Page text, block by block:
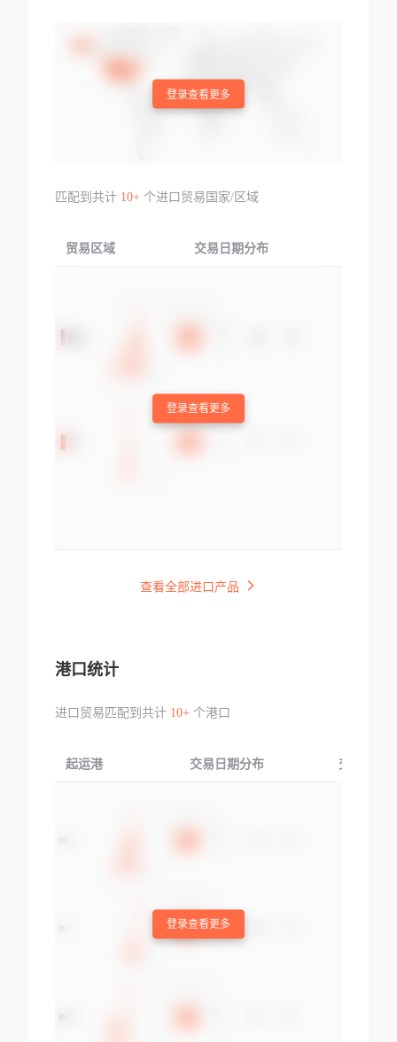
登录查看更多
匹配到共计 10+个进口贸易国家/区域
贸易区域 交易日期分布
登录查看更多
查看全部进口产品
港口统计
进口贸易匹配到共计 10+个港口
起运港 交易日期分布 交易产品
登录查看更多